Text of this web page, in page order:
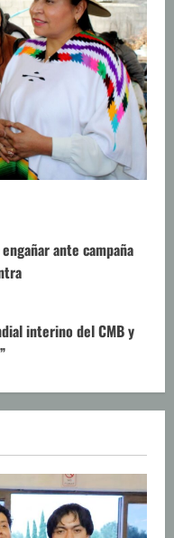
ante campaña
interino del CMB y